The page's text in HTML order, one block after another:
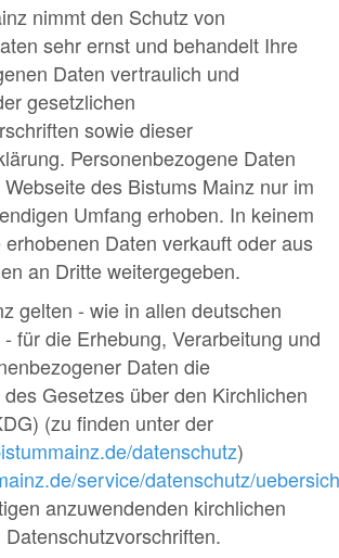
nimmt den Schutz von
sehr ernst und behandelt Ihre
Daten vertraulich und
gesetzlichen
sowie dieser
Personenbezogene Daten
des Bistums Mainz nur im
Umfang erhoben. In keinem
erhobenen Daten verkauft oder aus
an Dritte weitergegeben.
gelten - wie in allen deutschen
für die Erhebung, Verarbeitung und
Daten die
Gesetzes über den Kirchlichen
(zu finden unter der
datenschutz)
service/datenschutz/
anzuwendenden kirchlichen